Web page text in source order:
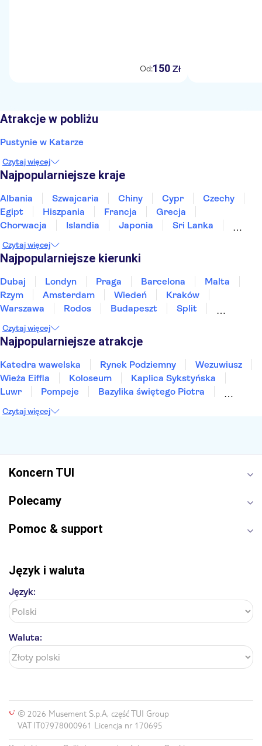
Od:150 Zł
Atrakcje w pobliżu
Pustynie w Katarze
Czytaj więcej
Najpopularniejsze kraje
Albania Szwajcaria Chiny Cypr
Czechy
Egipt
Hiszpania Francja
Grecja
Chorwacja
Islandia Japonia
Sri Lanka
Tunezja
Turcja Wietnam
Czytaj więcej
Najpopularniejsze kierunki
Dubaj Londyn Praga Barcelona
Malta
Rzym
Amsterdam Wiedeń
Kraków
Warszawa
Rodos Budapeszt
Split
Sopot
Gdynia Zakopane
Czytaj więcej
Najpopularniejsze atrakcje
Katedra wawelska Rynek Podziemny
Wezuwiusz
Wieża Eiffla
Koloseum
Kaplica Sykstyńska
Luwr
Pompeje
Bazylika świętego Piotra
Etna
Wawel
Czytaj więcej
Koncern TUI
Polecamy
Pomoc & support
Język i waluta
Język:
Waluta:
© 2026 Musement S.p.A, część TUI Group
VAT IT07978000961 Licencja nr 170695